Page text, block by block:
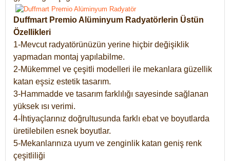
Duffmart Premio Alüminyum Radyatörlerin Üstün
Özellikleri
1-Mevcut radyatörünüzün yerine hiçbir değişiklik
yapmadan montaj yapılabilme.
2-Mükemmel ve çeşitli modelleri ile mekanlara güzellik
katan eşsiz estetik tasarım.
3-Hammadde ve tasarım farklılığı sayesinde sağlanan
yüksek ısı verimi.
4-İhtiyaçlarınız doğrultusunda farklı ebat ve boyutlarda
üretilebilen esnek boyutlar.
5-Mekanlarınıza uyum ve zenginlik katan geniş renk
çeşitliliği